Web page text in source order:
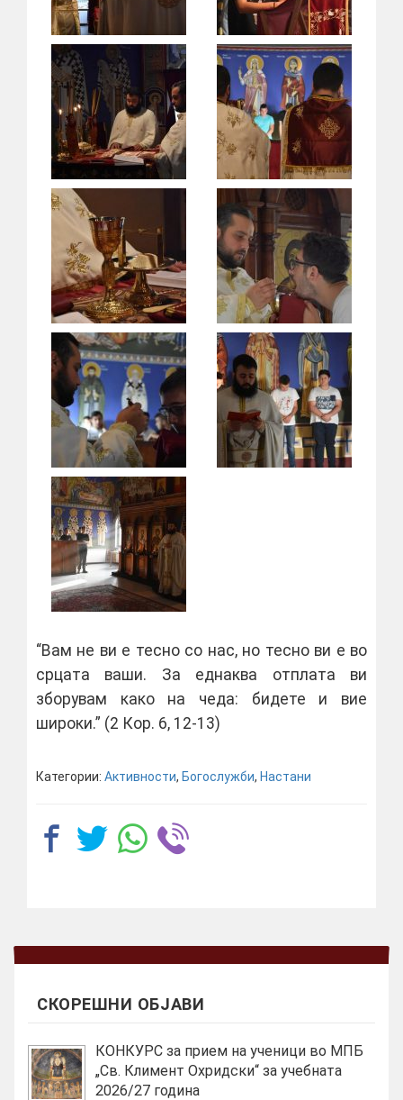
“Вам не ви е тесно со нас, но тесно ви е во
срцата ваши. За еднаква отплата ви
зборувам како на чеда: бидете и вие
широки.” (2 Кор. 6, 12-13)
Категории: Активности, Богослужби, Настани
СКОРЕШНИ ОБЈАВИ
КОНКУРС за прием на ученици во МПБ
„Св. Климент Охридски“ за учебната
2026/27 година